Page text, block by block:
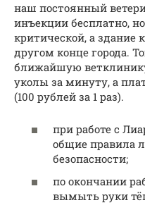
наш постоянный
инъекции бесплатно,
критической, а здание
другом конце города.
ближайшую
уколы за минуту, а
(100 рублей за 1 раз).
при работе с
общие правила
безопасности;
по окончании
вымыть руки